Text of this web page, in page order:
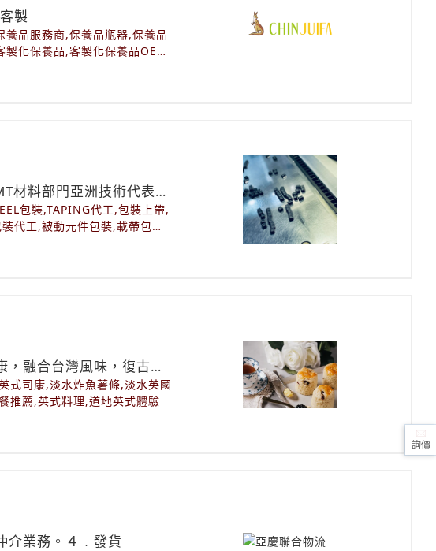
休金糾紛,颱風假定義,颱風假
天未出勤
製
品服務商,保養品瓶器,保養品
化保養品,客製化保養品OEM,
囊．薰香油,醫美面膜OEM,醫
材料部門亞洲技術代表，
包裝,TAPING代工,包裝上帶,
代工,被動元件包裝,載帶包裝,
融合台灣風味，復古氛
式司康,淡水炸魚薯條,淡水英國
推薦,英式料理,道地英式體驗
介業務。４﹒發貨
詢價